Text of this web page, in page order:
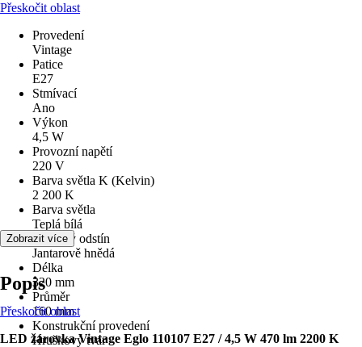
Přeskočit oblast
Provedení
Vintage
Patice
E27
Stmívací
Ano
Výkon
4,5 W
Provozní napětí
220 V
Barva světla K (Kelvin)
2 200 K
Barva světla
Teplá bílá
Barevný odstín
Jantarově hnědá
Délka
320 mm
Průměr
160 mm
Konstrukční provedení
Hruškový tvar
Zobrazit více
Popis
Přeskočit oblast
LED žárovka Vintage Eglo 110107 E27 / 4,5 W 470 lm 2200 K